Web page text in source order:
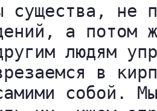
существа, не
а
людям
в
собой.